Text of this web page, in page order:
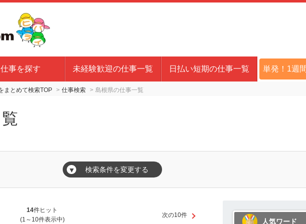
事を探す 未経験歓迎の仕事一覧 日払い短期の仕事一覧
まとめて検索TOP 仕事検索 島根県の仕事一覧
▼ 検索条件を変更する
14件ヒット
(1～10件表示中)
次の10件
人気ワード